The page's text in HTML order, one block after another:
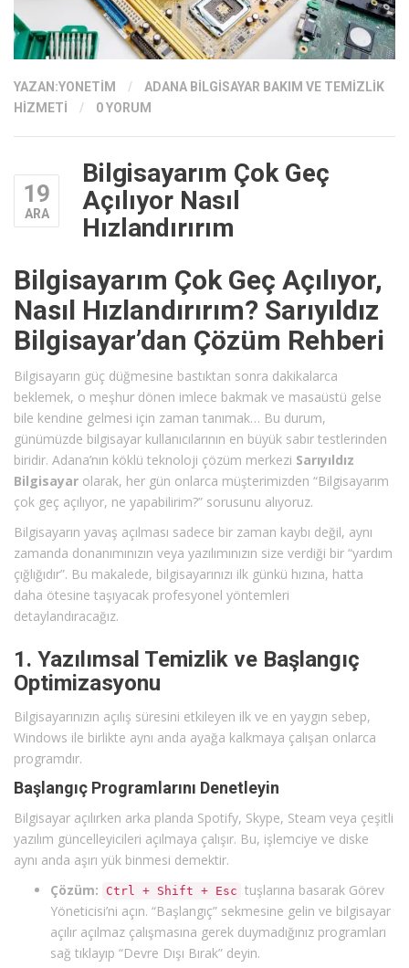
YAZAN:YONETIM /
ADANA BILGISAYAR BAKIM VE TEMIZLIK
HIZMETI
/ 0 YORUM
19
ARA
Bilgisayarım Çok Geç
Açılıyor Nasıl
Hızlandırırım
Bilgisayarım Çok Geç Açılıyor,
Nasıl Hızlandırırım? Sarıyıldız
Bilgisayar’dan Çözüm Rehberi
Bilgisayarın güç düğmesine bastıktan sonra dakikalarca
beklemek, o meşhur dönen imlece bakmak ve masaüstü gelse
bile kendine gelmesi için zaman tanımak… Bu durum,
günümüzde bilgisayar kullanıcılarının en büyük sabır testlerinden
biridir. Adana’nın köklü teknoloji çözüm merkezi Sarıyıldız
Bilgisayar olarak, her gün onlarca müşterimizden “Bilgisayarım
çok geç açılıyor, ne yapabilirim?” sorusunu alıyoruz.
Bilgisayarın yavaş açılması sadece bir zaman kaybı değil, aynı
zamanda donanımınızın veya yazılımınızın size verdiği bir “yardım
çığlığıdır”. Bu makalede, bilgisayarınızı ilk günkü hızına, hatta
daha ötesine taşıyacak profesyonel yöntemleri
detaylandıracağız.
1. Yazılımsal Temizlik ve Başlangıç
Optimizasyonu
Bilgisayarınızın açılış süresini etkileyen ilk ve en yaygın sebep,
Windows ile birlikte aynı anda ayağa kalkmaya çalışan onlarca
programdır.
Başlangıç Programlarını Denetleyin
Bilgisayar açılırken arka planda Spotify, Skype, Steam veya çeşitli
yazılım güncelleyicileri açılmaya çalışır. Bu, işlemciye ve diske
aynı anda aşırı yük binmesi demektir.
Çözüm:
Ctrl + Shift + Esc tuşlarına basarak Görev
Yöneticisi’ni açın. “Başlangıç” sekmesine gelin ve bilgisayar
açılır açılmaz çalışmasına gerek duymadığınız programları
sağ tıklayıp “Devre Dışı Bırak” deyin.